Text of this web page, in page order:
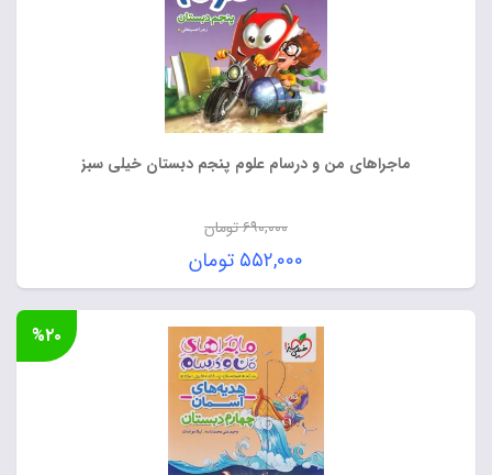
ماجراهای من و درسام علوم پنجم دبستان خیلی سبز
۶۹۰,۰۰۰تومان
قیمت
اصلی:
۶۹۰,۰۰۰ تومان
بود.
۵۵۲,۰۰۰ تومان
قیمت
فعلی:
۵۵۲,۰۰۰ تومان.
%۲۰